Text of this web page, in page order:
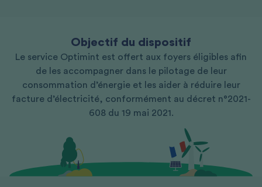
Objectif du dispositif
Le service Optimint est offert aux foyers éligibles afin
de les accompagner dans le pilotage de leur
consommation d’énergie et les aider à réduire leur
facture d’électricité, conformément au décret n°2021-
608 du 19 mai 2021.